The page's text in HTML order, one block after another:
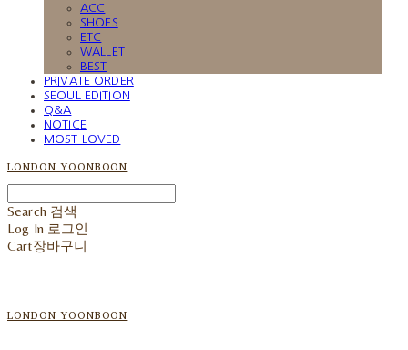
ACC
SHOES
ETC
WALLET
BEST
PRIVATE ORDER
SEOUL EDITION
Q&A
NOTICE
MOST LOVED
LONDON YOONBOON
Search 검색
Log In 로그인
Cart장바구니
LONDON YOONBOON